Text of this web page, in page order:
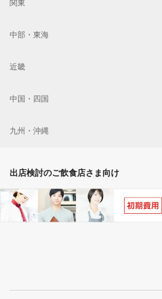
関東
中部・東海
近畿
中国・四国
九州・沖縄
出店検討のご飲食店さま向け